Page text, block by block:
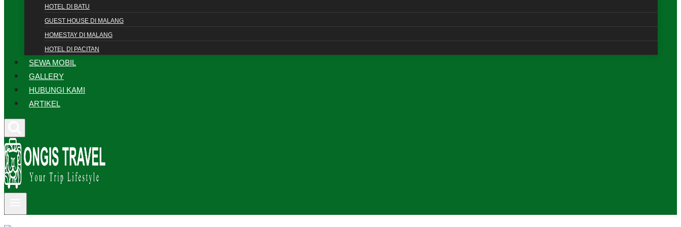
HOTEL DI BATU
GUEST HOUSE DI MALANG
HOMESTAY DI MALANG
HOTEL DI PACITAN
SEWA MOBIL
GALLERY
HUBUNGI KAMI
ARTIKEL